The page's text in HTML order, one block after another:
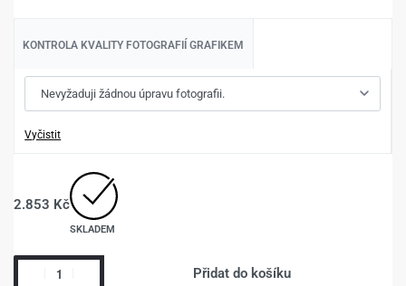
KONTROLA KVALITY FOTOGRAFIÍ GRAFIKEM
Vyčistit
2.853 Kč
SKLADEM
Přidat do košíku